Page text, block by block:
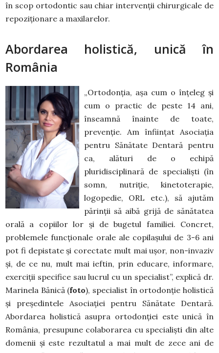
în scop ortodontic sau chiar intervenții chirurgicale de
repoziționare a maxilarelor.
Abordarea holistică, unică în
România
„Ortodonția, așa cum o înțeleg și
cum o practic de peste 14 ani,
înseamnă înainte de toate,
prevenție. Am înființat Asociația
pentru Sănătate Dentară pentru
ca, alături de o echipă
pluridisciplinară de specialiști (în
somn, nutriție, kinetoterapie,
logopedie, ORL etc.), să ajutăm
părinții să aibă grijă de sănătatea
orală a copiilor lor și de bugetul familiei. Concret,
problemele funcționale orale ale copilașului de 3-6 ani
pot fi depistate și corectate mult mai ușor, non-invaziv
și, de ce nu, mult mai ieftin, prin educare, informare,
exerciții specifice sau lucrul cu un specialist”, explică dr.
Marinela Bănică (foto), specialist în ortodonție holistică
și președintele Asociației pentru Sănătate Dentară.
Abordarea holistică asupra ortodonției este unică în
România, presupune colaborarea cu specialiști din alte
domenii și este rezultatul a mai mult de zece ani de